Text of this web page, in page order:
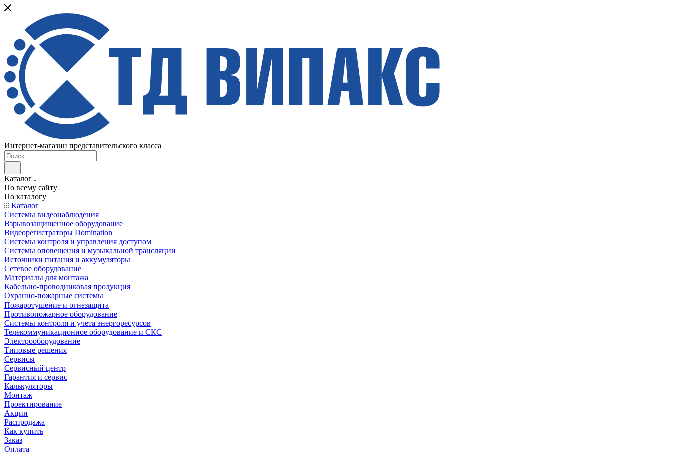
Интернет-магазин представительского класса
Каталог
По всему сайту
По каталогу
Каталог
Системы видеонаблюдения
Взрывозащищенное оборудование
Видеорегистраторы Domination
Системы контроля и управления доступом
Системы оповещения и музыкальной трансляции
Источники питания и аккумуляторы
Сетевое оборудование
Материалы для монтажа
Кабельно-проводниковая продукция
Охранно-пожарные системы
Пожаротушение и огнезащита
Противопожарное оборудование
Системы контроля и учета энергоресурсов
Телекоммуникационное оборудование и СКС
Электрооборудование
Типовые решения
Сервисы
Сервисный центр
Гарантия и сервис
Калькуляторы
Монтаж
Проектирование
Акции
Распродажа
Как купить
Заказ
Оплата